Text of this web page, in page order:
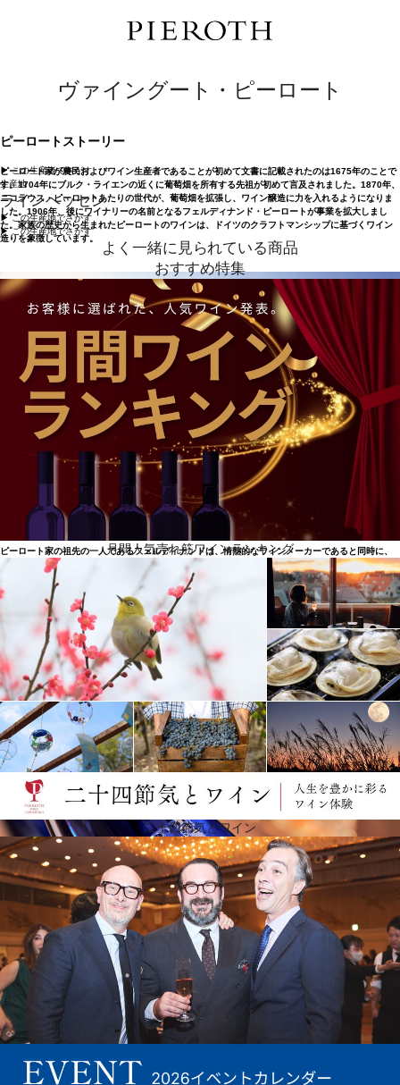
ヴァイングート・ピーロート
ピーロートストーリー
ピーロート家が農民およびワイン生産者であることが初めて文書に記載されたのは1675年のことで
す。1704年にブルク・ライエンの近くに葡萄畑を所有する先祖が初めて言及されました。1870年、
ニコラウス・ピーロートあたりの世代が、葡萄畑を拡張し、ワイン醸造に力を入れるようになりま
した。1906年、後にワイナリーの名前となるフェルディナンド・ピーロートが事業を拡大しまし
た。家族の歴史から生まれたピーロートのワインは、ドイツのクラフトマンシップに基づくワイン
造りを象徴しています。
ワインのエキサイティングな瞬間と楽しさを象徴
ピーロート家の祖先の一人であるフェルディナンドは、情熱的なワインメーカーであると同時に、
先見性のある人物でした。ナーエのワイナリーの歴史上初めて、1926年にワインを瓶詰めし、ワイ
ン愛好家に送り出したのです。それまで、ワインは樽から直接販売されていたのです。それからワ
インも生産者から飲み手へ直接出荷されるようになりました。1953年、エルマーとクノのピーロー
ト兄弟が、お客様のもとで個人的にワインを試飲するというアイデアで、国際的なワイン販売の基
礎を築き上げました。1960年、ピーロート社は拡大し、英国に初の海外支店を開設。2014年、ブル
ク・ライエンの家族経営ワイナリーは、25haを栽培するように。2015年、オーナー一族が監査役会
に参加し、会社の発展に貢献。2018年、ピーロートのコーポレートブランドを再び鮮明にし、ドイ
ツをはじめ世界各国で、ワインのエキサイティングな瞬間と楽しさを象徴しています。
真のパイオニアに捧げられたラインナップ
2020年、ピーロートは345年の歴史を祝いました。ドイツ全土のワインの旅を表現し、異なる生産
地、多様な葡萄品種、さまざまなスタイルのワインが揃っています。17世紀の創業以来、彼らが大
切にしてきたことは、顧客との密な関係です。それは、今日に至るまで変わっていません。しか
し、彼らは常に時代の変化を独自の革新的な精神で受け止めてきました。このヴァイングート・ピ
ーロートのラインナップは、350年のワイン造りの歴史を称えています。
▶︎ この生産者でさがす
生産地
ラインヘッセン
▶︎ この生産地でさがす
▶︎ この生産地でさがす
よく一緒に見られている商品
おすすめ特集
月間人気売れ筋ワインランキング
二十四節気とワイン